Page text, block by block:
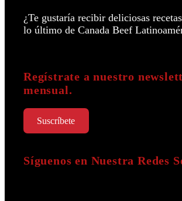
¿Te gustaría recibir deliciosas
lo último de Canada Beef
Regístrate a nuestro
mensual.
Suscríbete
Síguenos en Nuestra Redes